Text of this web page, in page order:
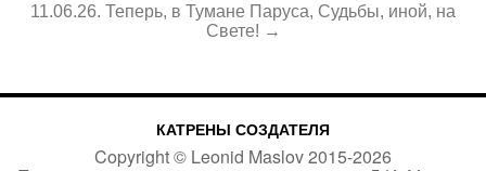
11.06.26. Теперь, в Тумане Паруса, Судьбы, иной, на
Свете! →
КАТРЕНЫ СОЗДАТЕЛЯ
Copyright © Leonid Maslov2015-2026